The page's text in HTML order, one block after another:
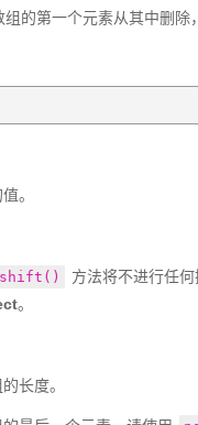
的第一个元素从其中删除
。
shift() 方法将不进行任
。
长度。